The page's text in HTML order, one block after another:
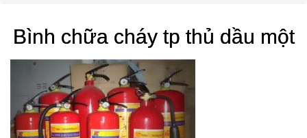
Bình chữa cháy tp thủ dầu một